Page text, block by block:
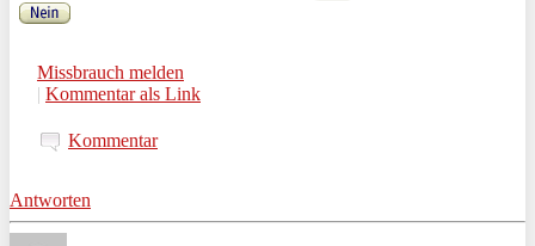
Missbrauch melden
| Kommentar als Link
Kommentar
Antworten